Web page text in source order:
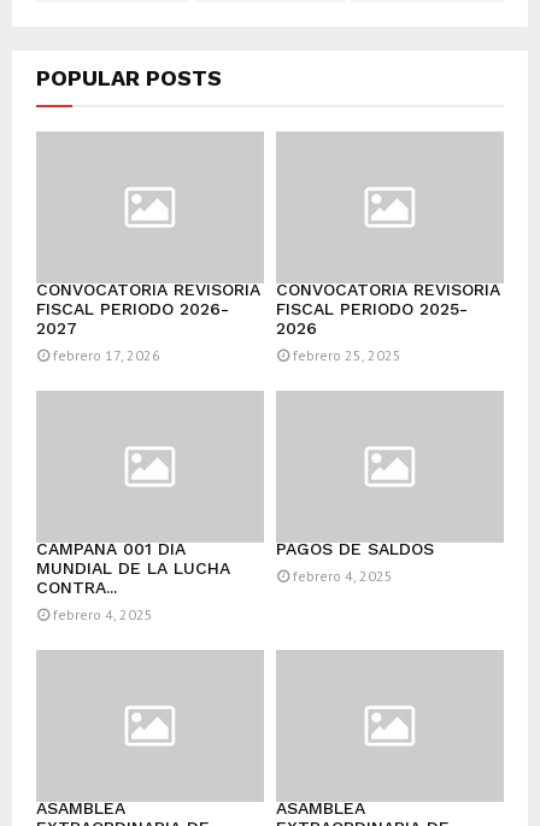
POPULAR POSTS
CONVOCATORIA REVISORÍA
FISCAL PERIODO 2026-
2027
febrero 17, 2026
CONVOCATORIA REVISORÍA
FISCAL PERIODO 2025-
2026
febrero 25, 2025
CAMPAÑA 001 DÍA
MUNDIAL DE LA LUCHA
CONTRA...
febrero 4, 2025
PAGOS DE SALDOS
febrero 4, 2025
ASAMBLEA
ASAMBLEA